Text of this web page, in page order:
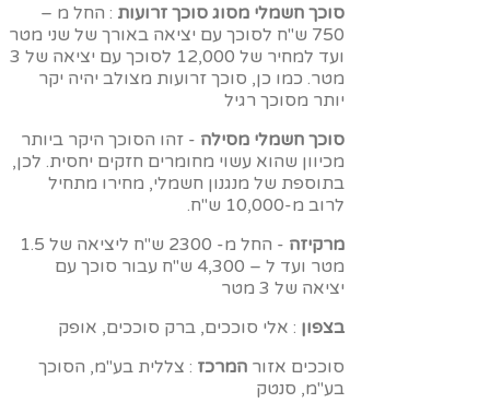
סוכך חשמלי מסוג סוכך זרועות : החל מ –
750 ש"ח לסוכך עם יציאה באורך של שני מטר
ועד למחיר של 12,000 לסוכך עם יציאה של 3
מטר. כמו כן, סוכך זרועות מצולב יהיה יקר
יותר מסוכך רגיל
סוכך חשמלי מסילה - זהו הסוכך היקר ביותר
מכיוון שהוא עשוי מחומרים חזקים יחסית. לכן,
בתוספת של מנגנון חשמלי, מחירו מתחיל
לרוב מ-10,000 ש"ח.
מרקיזה
- החל מ- 2300 ש"ח ליציאה של 1.5
מטר ועד ל – 4,300 ש"ח עבור סוכך עם
יציאה של 3 מטר
בצפון : אלי סוככים, ברק סוככים, אופק
סוככים אזור המרכז : צללית בע"מ, הסוכך
בע"מ, סנטק